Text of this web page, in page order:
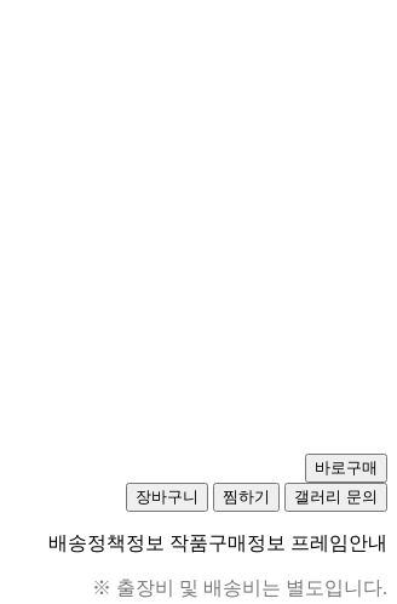
배송정책정보 작품구매정보 프레임안내
※ 출장비 및 배송비는 별도입니다.